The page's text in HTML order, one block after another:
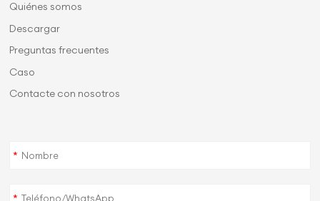
Quiénes somos
Descargar
Preguntas frecuentes
Caso
Contacte con nosotros
*